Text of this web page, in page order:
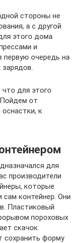
стороны не
а с другой
этого дома
и
первую очередь на
для этого
от
к
для
производители
которые
контейнер. Они
Пластиковый
пороховых
скачок
сохранить форму